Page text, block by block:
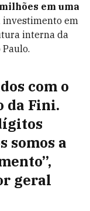
em uma
investimento em
interna da
com o
da Fini.
somos a
geral